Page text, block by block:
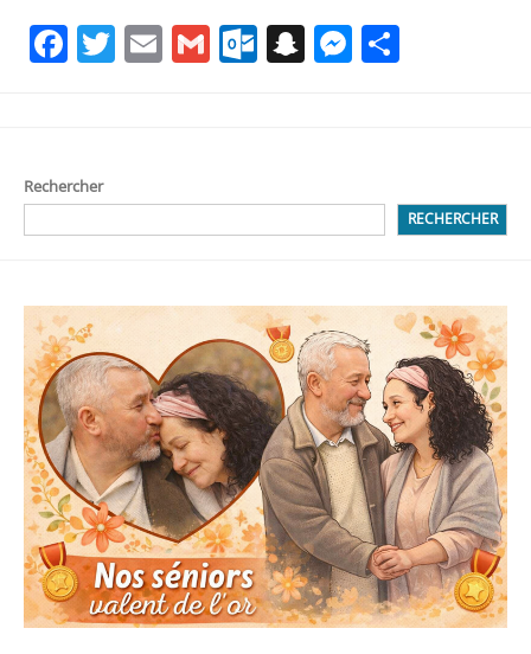
Facebook
Twitter
EmailGmailOutlook.com
Snapchat
Rechercher
RECHERCHER